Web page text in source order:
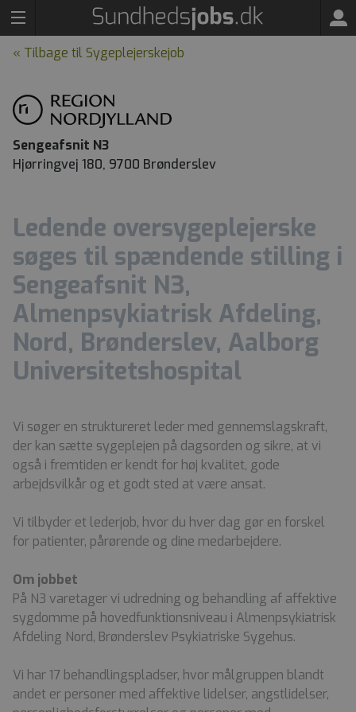
« Tilbage til Sygeplejerskejob
Sengeafsnit N3
Hjørringvej 180, 9700 Brønderslev
Ledende oversygeplejerske
søges til spændende stilling i
Sengeafsnit N3,
Almenpsykiatrisk Afdeling,
Nord, Brønderslev, Aalborg
Universitetshospital
Vi søger en struktureret leder med gennemslagskraft,
der kan sætte sygeplejen på dagsorden og sikre, at vi
også i fremtiden er kendt for høj kvalitet, gode
arbejdsvilkår og et godt sted at være ansat.
Vi tilbyder et lederjob, hvor du hver dag gør en forskel
for patienter, pårørende og dine medarbejdere.
Om jobbet
På N3 varetager vi udredning og behandling af affektive
sygdomme på hovedfunktionsniveau i Almenpsykiatrisk
Afdeling Nord, Brønderslev Psykiatriske Sygehus.
Vi har 17 behandlingspladser, hvor målgruppen blandt
andet er personer med affektive lidelser, angstlidelser,